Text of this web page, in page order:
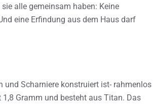
alle gemeinsam haben: Keine
eine Erfindung aus dem Haus darf
und Scharniere konstruiert ist- rahmenlos
Gramm und besteht aus Titan. Das